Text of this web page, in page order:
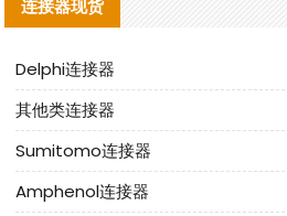
连接器现货
Delphi连接器
其他类连接器
Sumitomo连接器
Amphenol连接器